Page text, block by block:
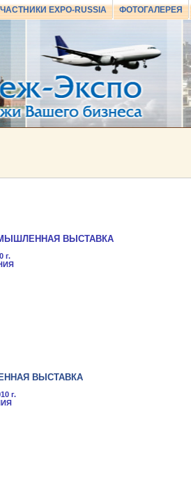
EXPO-RUSSIA ФОТОГАЛЕРЕЯ
ВЫСТАВКА
г.
ВЫСТАВКА
г.